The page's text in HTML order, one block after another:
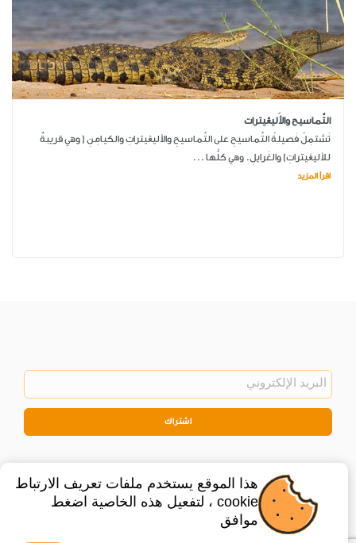
التَّماسيح والأَليڠيترات
تَشتمِلُ فَصيلةُ التَّماسيحِ على التَّماسيحِ والأليڠيتراتِ والكيامِنِ ( وهي قريبةٌ
للأليڠيتراتِ) والغَرايلِ. وهي كلُّها ...
اقرأ المزيد
اشتراك
هذا الموقع يستخدم ملفات تعريف الارتباط
cookie ، لتفعيل هذه الخاصية اضغط
موافق